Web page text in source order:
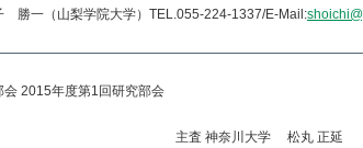
（山梨学院大学）TEL.055-224-1337/E-Mail:
会 2015年度第1回研究部会
奈川大学 松丸 正延